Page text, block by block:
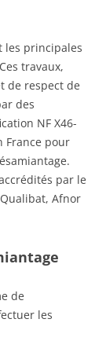
les principales
travaux,
de respect de
des
NF X46-
France pour
par le
Qualibat, Afnor
de
les